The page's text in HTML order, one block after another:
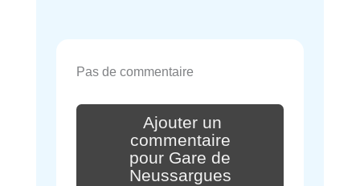
Pas de commentaire
Ajouter un
commentaire
pour Gare de
Neussargues